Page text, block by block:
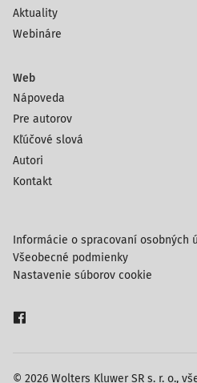
Aktuality
Webináre
Web
Nápoveda
Pre autorov
Kľúčové slová
Autori
Kontakt
© 2026 Wolters Kluwer SR s. r. o.,
Informácie o spracovaní osobných
Všeobecné podmienky
Nastavenie súborov cookie